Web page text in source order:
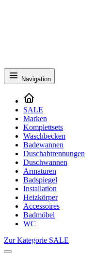
Navigation
SALE
Marken
Komplettsets
Waschbecken
Badewannen
Duschabtrennungen
Duschwannen
Armaturen
Badspiegel
Installation
Heizkörper
Accessoires
Badmöbel
WC
Zur Kategorie SALE